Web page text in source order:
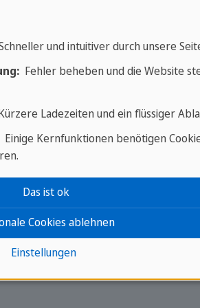
an oder schick
und von 16:00 bis 18:30 Uhr
und intuitiver durch unsere
Fehler beheben und die Website
Ladezeiten und ein flüssiger
Kernfunktionen benötigen
Einstellungen
Cookies ablehnen
Das ist ok